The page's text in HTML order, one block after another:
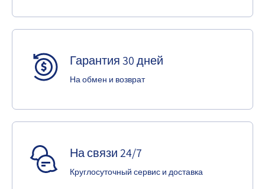
Гарантия 30 дней
На обмен и возврат
На связи 24/7
Круглосуточный сервис и доставка